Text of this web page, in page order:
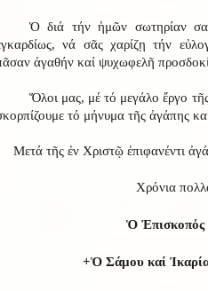
Ὁ διά τήν ἡμῶν σωτηρίαν
νά σᾶς χαρίζῃ τήν
ἀγαθήν καί ψυχωφελῆ
Ὅλοι μας, μέ τό μεγάλο ἔργο
τό μήνυμα τῆς ἀγάπης
Μετά τῆς ἐν Χριστῷ ἐπιφανέντι
Χρόνια
Ὁ Ἐπισκοπός
+Ὁ Σάμου καί